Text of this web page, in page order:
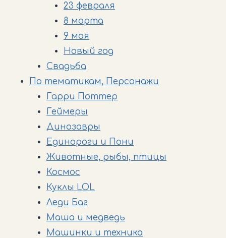
23 февраля
8 марта
9 мая
Новый год
Свадьба
По тематикам, Персонажи
Гарри Поттер
Геймеры
Динозавры
Единороги и Пони
Животные, рыбы, птицы
Космос
Куклы LOL
Леди Баг
Маша и медведь
Машинки и техника